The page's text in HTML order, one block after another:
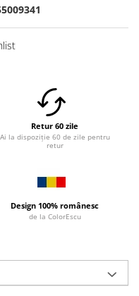
Retur 60 zile
Ai la dispoziție 60 de zile pentru
retur
Design 100% românesc
de la ColorEscu